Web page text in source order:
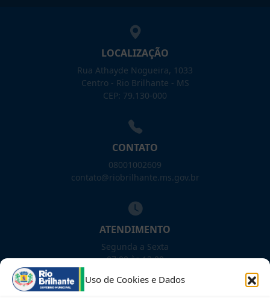
Uso de Cookies e Dados
LOCALIZAÇÃO
Rua Athayde Nogueira, 1033
Centro - Rio Brilhante - MS
CEP: 79.130-000
CONTATO
08001002609
contato@riobrilhante.ms.gov.br
ATENDIMENTO
Segunda a Sexta
07:00 às 13:00